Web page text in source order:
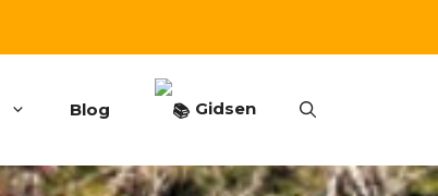
Blog Gidsen